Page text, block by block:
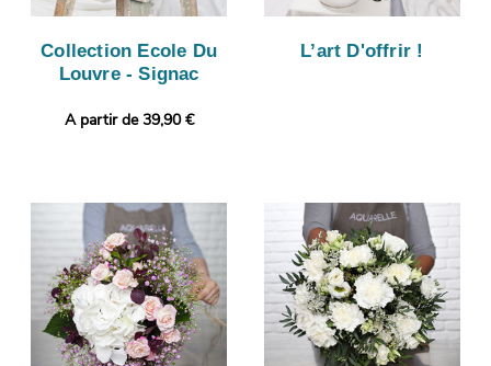
Collection Ecole Du
Louvre - Signac
A partir de 39,90 €
L’art D'offrir !